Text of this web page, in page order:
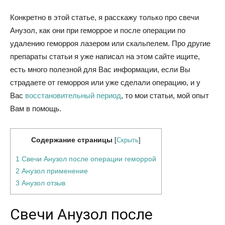
Конкретно в этой статье, я расскажу только про свечи
Анузол, как они при геморрое и после операции по
удалению геморроя лазером или скальпелем. Про другие
препараты статьи я уже написал на этом сайте ищите,
есть много полезной для Вас информации, если Вы
страдаете от геморроя или уже сделали операцию, и у
Вас восстановительный период, то мои статьи, мой опыт
Вам в помощь.
Содержание страницы [Скрыть]
1 Свечи Анузол после операции геморрой
2 Анузол применение
3 Анузол отзыв
Свечи Анузол после